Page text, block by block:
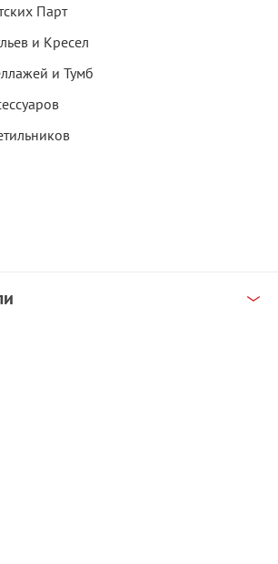
Парт
и Кресел
и Тумб